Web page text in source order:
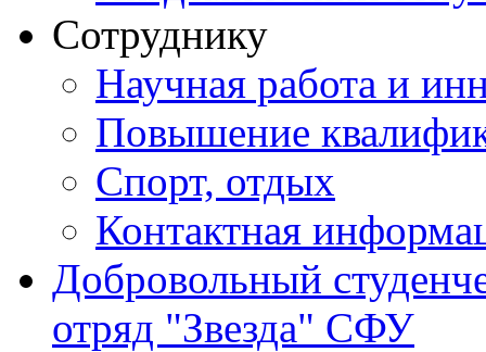
Сотруднику
Научная работа и
Повышение
Спорт, отдых
Контактная
Добровольный
отряд "Звезда" СФУ